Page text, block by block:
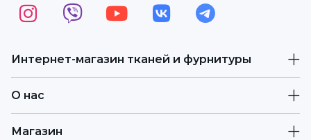
Интернет-магазин тканей и фурнитуры
О нас
Магазин